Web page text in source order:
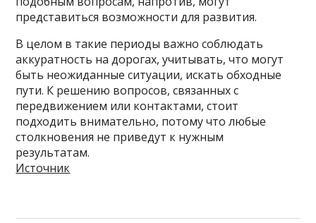
представиться возможности для развития.
В целом в такие периоды важно соблюдать
аккуратность на дорогах, учитывать, что могут
быть неожиданные ситуации, искать обходные
пути. К решению вопросов, связанных с
передвижением или контактами, стоит
подходить внимательно, потому что любые
столкновения не приведут к нужным
результатам.
Источник